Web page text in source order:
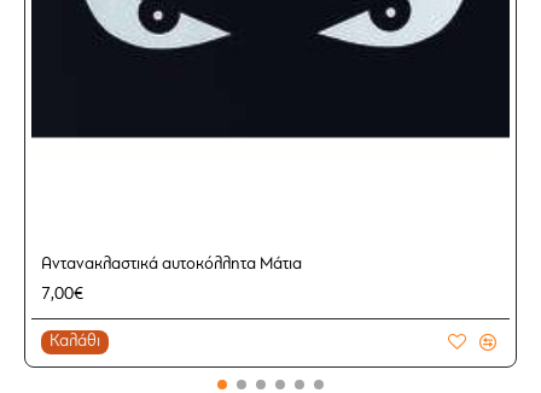
Αντανακλαστικά αυτοκόλλητα Μάτια
7,00€
Καλάθι